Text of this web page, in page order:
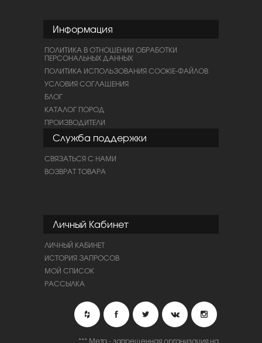
Информация
ПОЛИТИКА В ОТНОШЕНИИ ОБРАБОТКИ
ПЕРСОНАЛЬНЫХ ДАННЫХ
ПОЛИТИКА ИСПОЛЬЗОВАНИЯ COOKIE-ФАЙЛОВ
УСЛОВИЯ СОГЛАШЕНИЯ
БЛОГ
КАТАЛОГ ПОРОД
ПРОИЗВОДИТЕЛИ
Служба поддержки
СВЯЗАТЬСЯ С НАМИ
ВОЗВРАТ ТОВАРА
Личный Кабинет
ЛИЧНЫЙ КАБИНЕТ
ИСТОРИЯ ЗАПРОСОВ
МОЙ СПИСОК
РАССЫЛКА
*** Мета - запрещенная организация на